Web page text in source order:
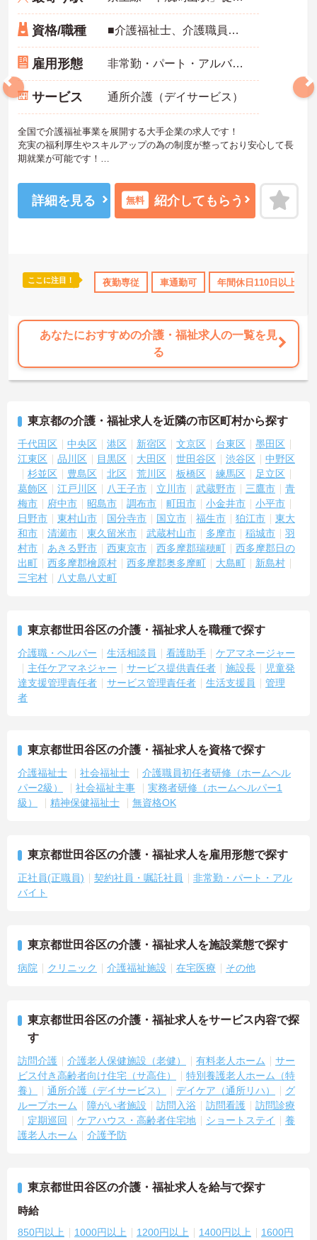
資格取得サポート 研修制度あり 産休･育休･介護休暇取得実
資格/職種 ■介護福祉士、介護職員実務者研修、介護職員初任者研修、ホームヘルパー1級、ホームヘルパー2級いずれかの資格をお持ちの方 ※未経験相談可能
雇用形態 非常勤・パート・アルバイト
サービス 通所介護（デイサービス）
全国で介護福祉事業を展開する大手企業の求人です！
充実の福利厚生やスキルアップの為の制度が整っており安心して長
期就業が可能です！
すのでお気軽にご相談ください。
詳細を見る 無料 紹介してもらう
ここに注目！ 夜勤専従 車通勤可 年間休日110日以上
あなたにおすすめの介護・福祉求人の一覧を見
る
東京都の介護・福祉求人を近隣の市区町村から探す
千代田区 中央区 港区 新宿区 文京区 台東区
墨田区
江東区
品川区 目黒区 大田区 世田谷区 渋谷区
中野区
杉並区
豊島区 北区 荒川区 板橋区 練馬区
足立区
葛飾区
江戸川区 八王子市 立川市 武蔵野市 三鷹市
青
梅市
府中市 昭島市 調布市 町田市 小金井市
小平市
日野市
東村山市 国分寺市 国立市 福生市 狛江市
東大
和市
清瀬市 東久留米市 武蔵村山市 多摩市 稲城市
羽
村市
あきる野市 西東京市 西多摩郡瑞穂町
西多摩郡日の
出町
西多摩郡檜原村 西多摩郡奥多摩町 大島町
新島村
三宅村
八丈島八丈町
東京都世田谷区の介護・福祉求人を職種で探す
介護職・ヘルパー 生活相談員 看護助手
ケアマネージャー
主任ケアマネジャー
サービス提供責任者 施設長
児童発
達支援管理責任者
サービス管理責任者 生活支援員
管理
者
東京都世田谷区の介護・福祉求人を資格で探す
介護福祉士 社会福祉士
介護職員初任者研修（ホームヘル
パー2級）
社会福祉主事
実務者研修（ホームヘルパー1
級）
精神保健福祉士 無資格OK
東京都世田谷区の介護・福祉求人を雇用形態で探す
正社員(正職員) 契約社員・嘱託社員
非常勤・パート・アル
バイト
東京都世田谷区の介護・福祉求人を施設業態で探す
病院 クリニック 介護福祉施設 在宅医療 その他
東京都世田谷区の介護・福祉求人をサービス内容で探
す
訪問介護 介護老人保健施設（老健） 有料老人ホーム
サー
ビス付き高齢者向け住宅（サ高住）
特別養護老人ホーム（特
養）
通所介護（デイサービス） デイケア（通所リハ）
グ
ループホーム
障がい者施設 訪問入浴 訪問看護
訪問診療
定期巡回
ケアハウス・高齢者住宅地 ショートステイ
養
護老人ホーム
介護予防
東京都世田谷区の介護・福祉求人を給与で探す
時給
850円以上 1000円以上 1200円以上 1400円以上
1600円